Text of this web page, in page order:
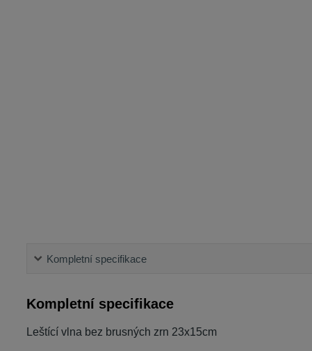
Kompletní specifikace
Kompletní specifikace
Leštící vlna bez brusných zrn 23x15cm